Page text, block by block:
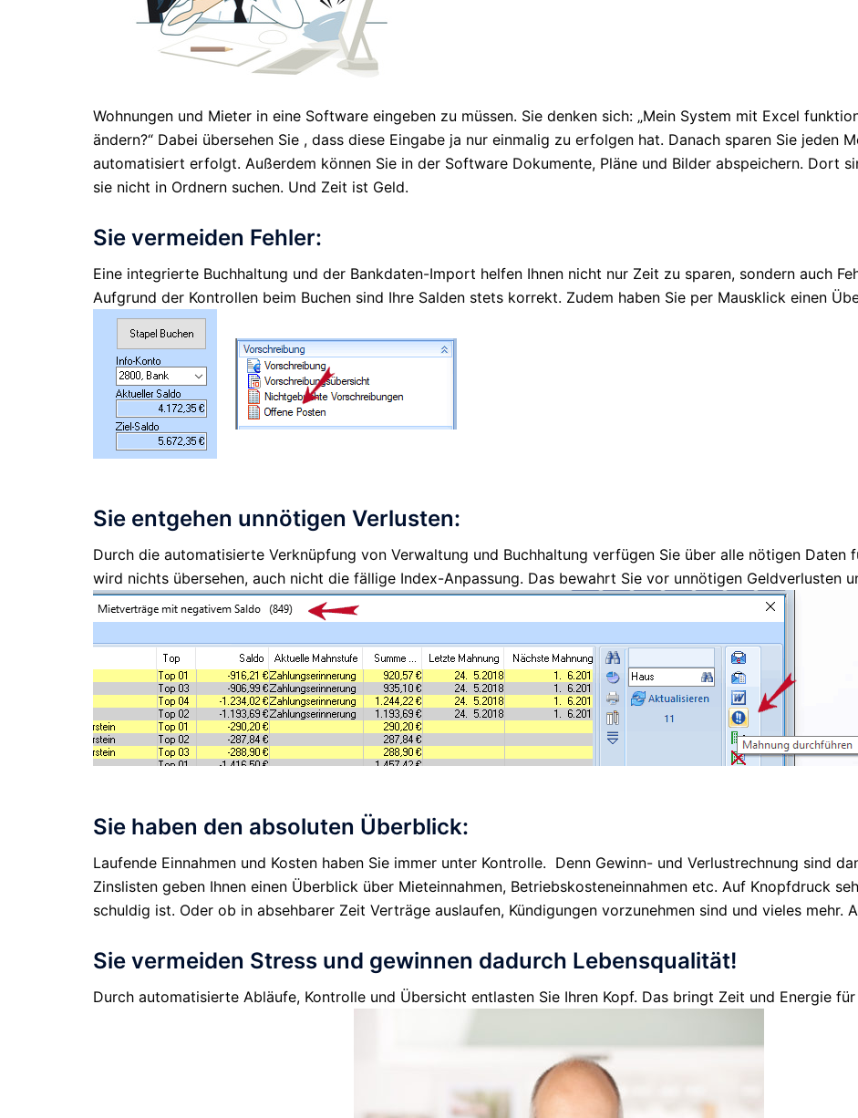
Wohnungen und Mieter in eine Software eingeben zu müssen. Sie denken sich: „Mein System mit Excel
ändern?“ Dabei übersehen Sie , dass diese Eingabe ja nur einmalig zu erfolgen hat. Danach sparen Sie jeden
automatisiert erfolgt. Außerdem können Sie in der Software Dokumente, Pläne und Bilder abspeichern. Dort
sie nicht in Ordnern suchen. Und Zeit ist Geld.
Sie vermeiden Fehler:
Eine integrierte Buchhaltung und der Bankdaten-Import helfen Ihnen nicht nur Zeit zu sparen, sondern auch
Aufgrund der Kontrollen beim Buchen sind Ihre Salden stets korrekt. Zudem haben Sie per Mausklick einen
Sie entgehen unnötigen Verlusten:
Durch die automatisierte Verknüpfung von Verwaltung und Buchhaltung verfügen Sie über alle nötigen Daten
wird nichts übersehen, auch nicht die fällige Index-Anpassung. Das bewahrt Sie vor unnötigen Geldverlusten
Sie haben den absoluten Überblick:
Laufende Einnahmen und Kosten haben Sie immer unter Kontrolle. Denn Gewinn- und Verlustrechnung sind
Zinslisten geben Ihnen einen Überblick über Mieteinnahmen, Betriebskosteneinnahmen etc. Auf Knopfdruck
schuldig ist. Oder ob in absehbarer Zeit Verträge auslaufen, Kündigungen vorzunehmen sind und vieles mehr.
Sie vermeiden Stress und gewinnen dadurch Lebensqualität!
Durch automatisierte Abläufe, Kontrolle und Übersicht entlasten Sie Ihren Kopf. Das bringt Zeit und Energie